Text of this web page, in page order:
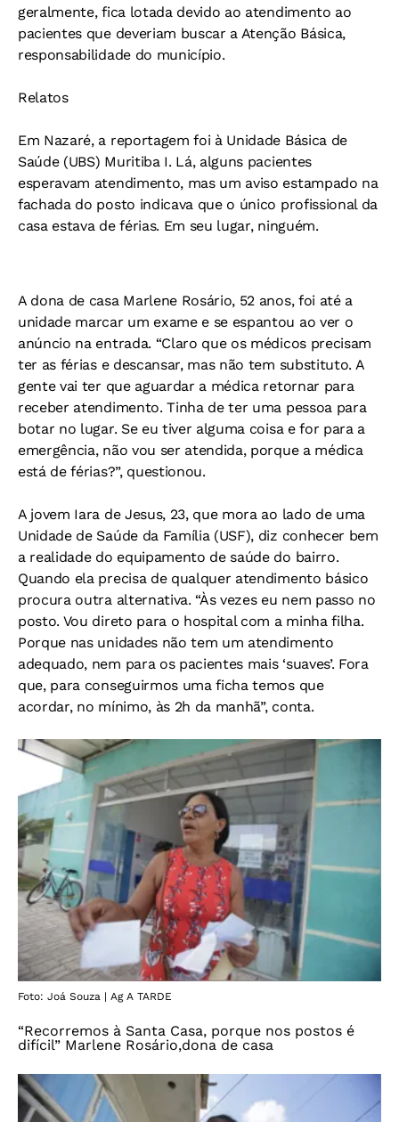
geralmente, fica lotada devido ao atendimento ao
pacientes que deveriam buscar a Atenção Básica,
responsabilidade do município.
Relatos
Em Nazaré, a reportagem foi à Unidade Básica de
Saúde (UBS) Muritiba I. Lá, alguns pacientes
esperavam atendimento, mas um aviso estampado na
fachada do posto indicava que o único profissional da
casa estava de férias. Em seu lugar, ninguém.
A dona de casa Marlene Rosário, 52 anos, foi até a
unidade marcar um exame e se espantou ao ver o
anúncio na entrada. “Claro que os médicos precisam
ter as férias e descansar, mas não tem substituto. A
gente vai ter que aguardar a médica retornar para
receber atendimento. Tinha de ter uma pessoa para
botar no lugar. Se eu tiver alguma coisa e for para a
emergência, não vou ser atendida, porque a médica
está de férias?”, questionou.
A jovem Iara de Jesus, 23, que mora ao lado de uma
Unidade de Saúde da Família (USF), diz conhecer bem
a realidade do equipamento de saúde do bairro.
Quando ela precisa de qualquer atendimento básico
procura outra alternativa. “Às vezes eu nem passo no
posto. Vou direto para o hospital com a minha filha.
Porque nas unidades não tem um atendimento
adequado, nem para os pacientes mais ‘suaves’. Fora
que, para conseguirmos uma ficha temos que
acordar, no mínimo, às 2h da manhã”, conta.
Foto: Joá Souza | Ag A TARDE
“Recorremos à Santa Casa, porque nos postos é
difícil” Marlene Rosário,dona de casa